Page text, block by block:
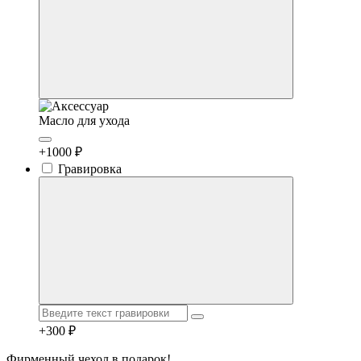
Масло для ухода
+1000 ₽
Гравировка
+300 ₽